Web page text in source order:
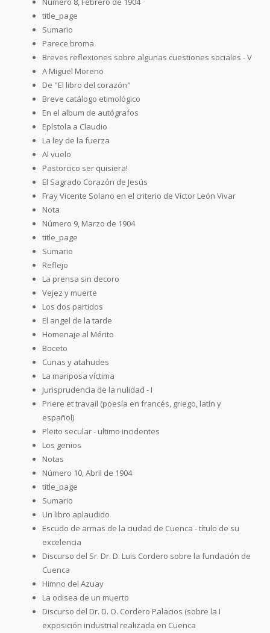
title_page
Sumario
Parece broma
Breves reflexiones sobre algunas cuestiones sociales - V
A Miguel Moreno
De "El libro del corazón"
Breve catálogo etimológico
En el album de autógrafos
Epístola a Claudio
La ley de la fuerza
Al vuelo
Pastorcico ser quisiera!
El Sagrado Corazón de Jesús
Fray Vicente Solano en el criterio de Víctor León Vivar
Nota
Número 9, Marzo de 1904
title_page
Sumario
Reflejo
La prensa sin decoro
Vejez y muerte
Los dos partidos
El angel de la tarde
Homenaje al Mérito
Boceto
Cunas y atahudes
La mariposa víctima
Jurisprudencia de la nulidad - I
Priere et travail (poesía en francés, griego, latín y
español)
Pleito secular - ultimo incidentes
Los genios
Notas
Número 10, Abril de 1904
title_page
Sumario
Un libro aplaudido
Escudo de armas de la ciudad de Cuenca - título de su
excelencia
Discurso del Sr. Dr. D. Luis Cordero sobre la fundación de
Cuenca
Himno del Azuay
La odisea de un muerto
Discurso del Dr. D. O. Cordero Palacios (sobre la I
exposición industrial realizada en Cuenca